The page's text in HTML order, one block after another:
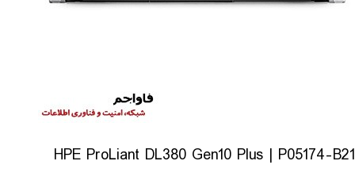
HPE ProLiant DL380 Gen10 Plus | P05174-B21